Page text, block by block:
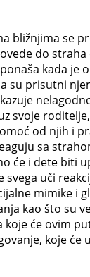
bližnjima se
do
kada je
su prisutni
svoje
od njih i
sa
će i dete biti
svega uči
mimike i
kao što su
koje će ovim
koje će